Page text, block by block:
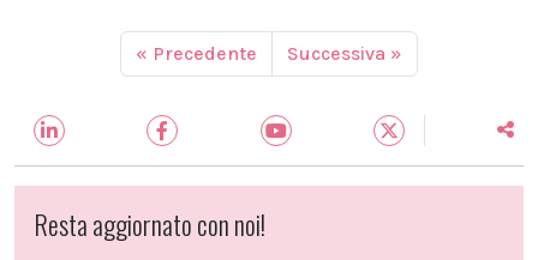
« Precedente Successiva »
Resta aggiornato con noi!